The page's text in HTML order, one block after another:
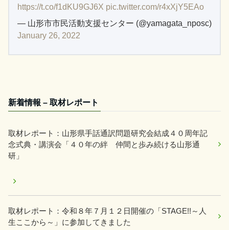
https://t.co/f1dKU9GJ6X pic.twitter.com/r4xXjY5EAo
— 山形市市民活動支援センター (@yamagata_nposc)
January 26, 2022
新着情報 – 取材レポート
取材レポート：山形県手話通訳問題研究会結成４０周年記
念式典・講演会「４０年の絆 仲間と歩み続ける山形通
研」
取材レポート：令和８年７月１２日開催の「STAGE!!～人
生ここから～」に参加してきました